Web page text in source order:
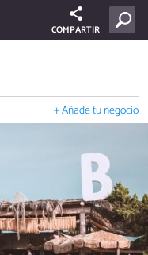
COMPARTIR
+ Añade tu negocio